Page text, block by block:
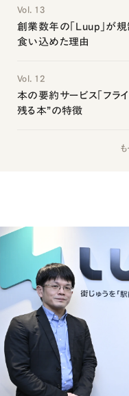
Vol. 13
創業数年の「Luup」が
食い込めた理由
Vol. 12
本の要約サービス「フラ
残る本”の特徴